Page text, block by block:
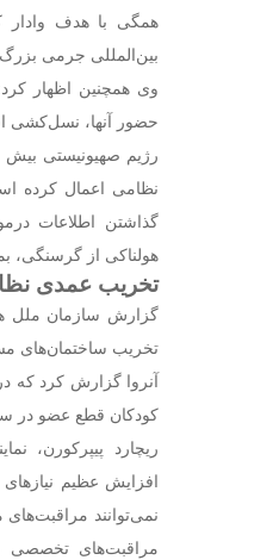
همگی با هدف وادار
بین‌المللی جرمی
وی همچنین اظهار
حضور آنها، نسل‌کشی
نظامی اعمال کرده
گذاشتن اطلاعات
هولناکی از گرسنگی،
تخریب عمدی
گزارش سازمان ملل
تخریب ساختمان‌های
آنروا گزارش کرد که
کودکان قطع عضو در
ریچارد پیپرکورن،
افزایش عظیم
نمی‌توانند
مراقبت‌های تخصصی